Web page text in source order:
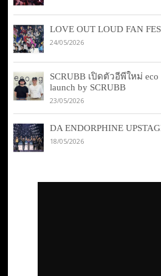
LOVE OUT LOUD FAN
24/05/2026
SCRUBB เปิดตัวอีพีใหม่ eco
launch by SCRUBB
23/05/2026
DA ENDORPHINE
18/05/2026